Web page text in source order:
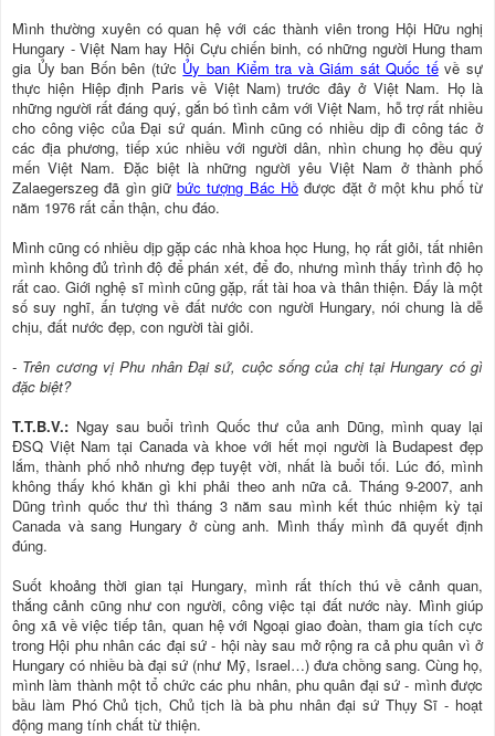
Mình thường xuyên có quan hệ với các thành viên trong Hội Hữu nghị
Hungary - Việt Nam hay Hội Cựu chiến binh, có những người Hung tham
gia Ủy ban Bốn bên (tức Ủy ban Kiểm tra và Giám sát Quốc tếvề sự
thực hiện Hiệp định Paris về Việt Nam) trước đây ở Việt Nam. Họ là
những người rất đáng quý, gắn bó tình cảm với Việt Nam, hỗ trợ rất nhiều
cho công việc của Đại sứ quán. Mình cũng có nhiều dịp đi công tác ở
các địa phương, tiếp xúc nhiều với người dân, nhìn chung họ đều quý
mến Việt Nam. Đặc biệt là những người yêu Việt Nam ở thành phố
Zalaegerszeg đã gìn giữbức tượng Bác Hồ được đặt ở một khu phố từ
năm 1976 rất cẩn thận, chu đáo.
Mình cũng có nhiều dịp gặp các nhà khoa học Hung, họ rất giỏi, tất nhiên
mình không đủ trình độ để phán xét, để đo, nhưng mình thấy trình độ họ
rất cao. Giới nghệ sĩ mình cũng gặp, rất tài hoa và thân thiện. Đấy là một
số suy nghĩ, ấn tượng về đất nước con người Hungary, nói chung là dễ
chịu, đất nước đẹp, con người tài giỏi.
- Trên cương vị Phu nhân Đại sứ, cuộc sống của chị tại Hungary có gì
đặc biệt?
T.T.B.V.: Ngay sau buổi trình Quốc thư của anh Dũng, mình quay lại
ĐSQ Việt Nam tại Canada và khoe với hết mọi người là Budapest đẹp
lắm, thành phố nhỏ nhưng đẹp tuyệt vời, nhất là buổi tối. Lúc đó, mình
không thấy khó khăn gì khi phải theo anh nữa cả. Tháng 9-2007, anh
Dũng trình quốc thư thì tháng 3 năm sau mình kết thúc nhiệm kỳ tại
Canada và sang Hungary ở cùng anh. Mình thấy mình đã quyết định
đúng.
Suốt khoảng thời gian tại Hungary, mình rất thích thú về cảnh quan,
thắng cảnh cũng như con người, công việc tại đất nước này. Mình giúp
ông xã về việc tiếp tân, quan hệ với Ngoại giao đoàn, tham gia tích cực
trong Hội phu nhân các đại sứ - hội này sau mở rộng ra cả phu quân vì ở
Hungary có nhiều bà đại sứ (như Mỹ, Israel…) đưa chồng sang. Cùng họ,
mình làm thành một tổ chức các phu nhân, phu quân đại sứ - mình được
bầu làm Phó Chủ tịch, Chủ tịch là bà phu nhân đại sứ Thụy Sĩ - hoạt
động mang tính chất từ thiện.